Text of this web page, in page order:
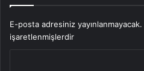
E-posta adresiniz yayınlanmayacak.
işaretlenmişlerdir